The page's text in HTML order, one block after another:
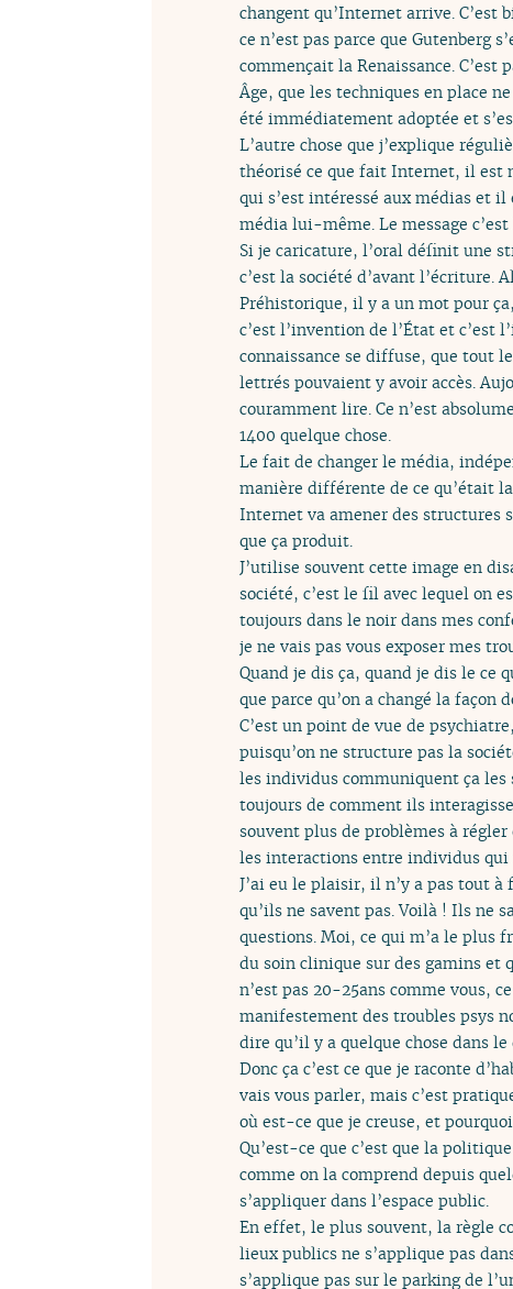
changent qu’Internet arrive.
ce n’est pas parce que
commençait la Renaissance.
Âge, que les techniques en place
été immédiatement adoptée et
L’autre chose que j’explique
théorisé ce que fait Internet, il est
qui s’est intéressé aux médias et
média lui-même. Le message
Si je caricature, l’oral définit une
c’est la société d’avant l’écriture.
Préhistorique, il y a un mot pour
c’est l’invention de l’État et c’est
connaissance se diffuse, que tout
lettrés pouvaient y avoir accès.
couramment lire. Ce n’est
1400 quelque chose.
Le fait de changer le média,
manière différente de ce qu’était
Internet va amener des structures
que ça produit.
J’utilise souvent cette image en
société, c’est le fil avec lequel on
toujours dans le noir dans mes
je ne vais pas vous exposer mes
Quand je dis ça, quand je dis le ce
que parce qu’on a changé la
C’est un point de vue de
puisqu’on ne structure pas la
les individus communiquent ça les
toujours de comment ils
souvent plus de problèmes à régler
les interactions entre individus
J’ai eu le plaisir, il n’y a pas tout
qu’ils ne savent pas. Voilà ! Ils ne
questions. Moi, ce qui m’a le plus
du soin clinique sur des gamins et
n’est pas 20-25ans comme vous,
manifestement des troubles psys
dire qu’il y a quelque chose dans
Donc ça c’est ce que je raconte
vais vous parler, mais c’est
où est-ce que je creuse, et
Qu’est-ce que c’est que la
comme on la comprend depuis
s’appliquer dans l’espace public.
En effet, le plus souvent, la règle
lieux publics ne s’applique pas
s’applique pas sur le parking de